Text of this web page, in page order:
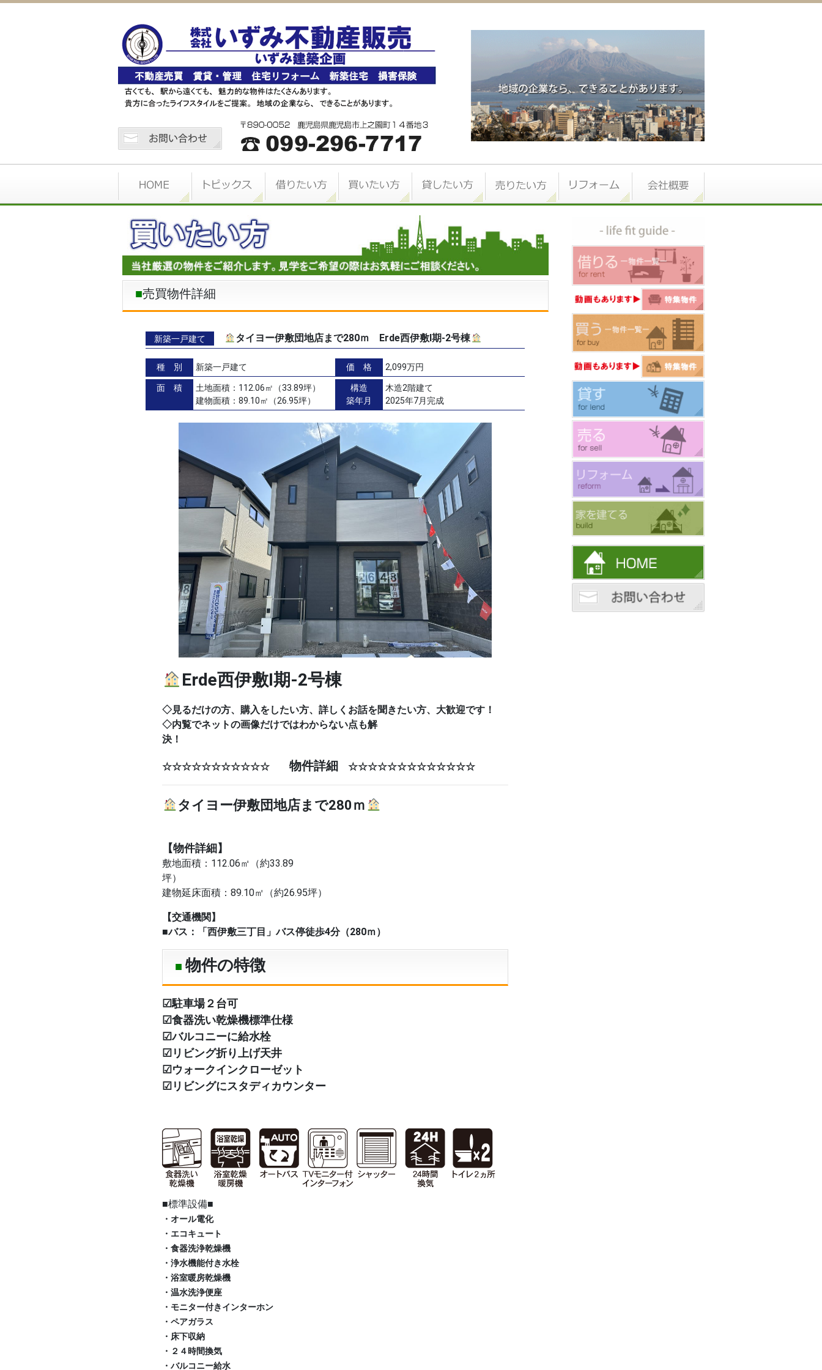
売買物件詳細
新築一戸建て タイヨー伊敷団地店まで280ｍ Erde西伊敷Ⅰ期-2号棟
種 別 新築一戸建て 価 格 2,099万円
面 積
土地面積：112.06㎡（33.89坪）
建物面積：89.10㎡（26.95坪）
構造
築年月
木造2階建て
2025年7月完成
Erde西伊敷Ⅰ期-2号棟
◇見るだけの方、購入をしたい方、詳しくお話を聞きたい方、大歓迎です！
◇内覧でネットの画像だけではわからない点も解
決！
☆☆☆☆☆☆☆☆☆☆☆物件詳細 ☆☆☆☆☆☆☆☆☆☆☆☆☆
タイヨー伊敷団地店まで280ｍ
【物件詳細】
敷地面積：112.06㎡（約33.89
坪
建物延床面積：89.10㎡（約26.95坪）
【交通機関】
■バス：「西伊敷三丁目」バス停徒歩4分（280ｍ）
物件の特徴
☑駐車場２台可
☑食器洗い乾燥機標準仕様
☑バルコニーに給水栓
☑リビング折り上げ天井
☑ウォークインクローゼット
☑リビングにスタディカウンター
■標準設備■
・オール電化
・エコキュート
・食器洗浄乾燥機
・浄水機能付き水栓
・浴室暖房乾燥機
・温水洗浄便座
・モニター付きインターホン
・ペアガラス
・床下収納
・２４時間換気
・バルコニー給水